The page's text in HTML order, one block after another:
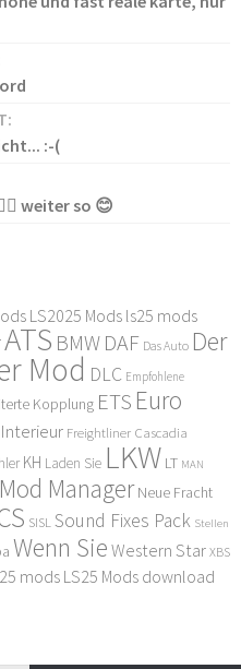
:-(
weiter so 😊
LS2025 Mods ls25 mods
ATS BMW DAF Das Auto Der
Mod DLC Empfohlene
Kopplung ETS Euro
Freightliner Cascadia
KH Laden Sie LKW LT MAN
Mod Manager Neue Fracht
SISL Sound Fixes Pack Stellen
Wenn Sie Western Star XBS
mods LS25 Mods download